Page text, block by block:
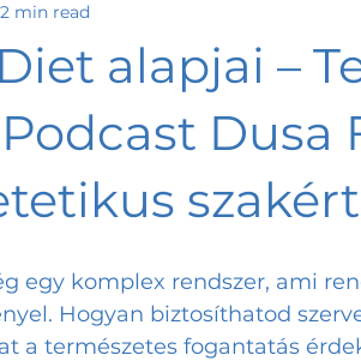
alapjai –
Dusa
2 min read
Hogyan biztosíthatod
a természetes fogantatás